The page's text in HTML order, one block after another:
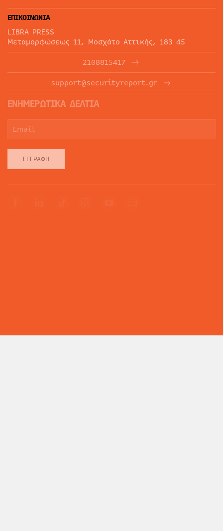
ΕΠΙΚΟΙΝΩΝΙΑ
LIBRA PRESS
Μεταμορφώσεως 11, Μοσχάτο Αττικής, 183 45
2108815417
support@securityreport.gr
ΕΝΗΜΕΡΩΤΙΚΑ ΔΕΛΤΙΑ
ΕΓΓΡΑΦΉ